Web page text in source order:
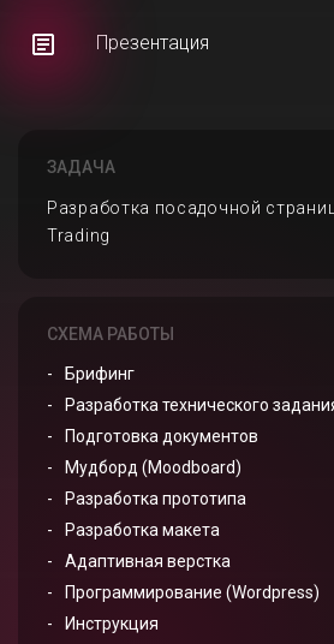
Презентация
ЗАДАЧА
Разработка посадочной
Trading
СХЕМА РАБОТЫ
Брифинг
Разработка технического
Подготовка документов
Мудборд (Moodboard)
Разработка прототипа
Разработка макета
Адаптивная верстка
Программирование (Wordpress)
Инструкция